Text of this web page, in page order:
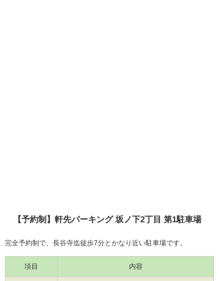
【予約制】軒先パーキング 坂ノ下2丁目 第1駐車場
完全予約制で、長谷寺迄徒歩7分とかなり近い駐車場です。
項目 内容